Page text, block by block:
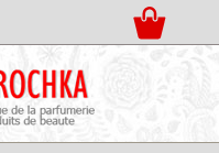
ДОСТАВКА И
ЖЕНСКАЯ
МУЖСКАЯ